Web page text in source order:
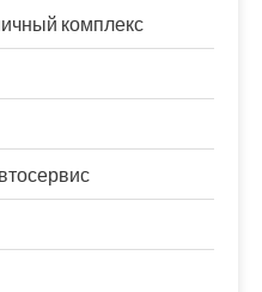
комплекс